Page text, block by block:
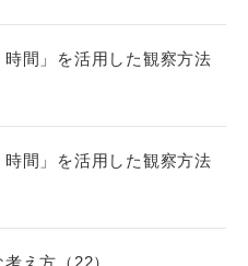
間」を活用した観察方法
間」を活用した観察方法
え方（22）